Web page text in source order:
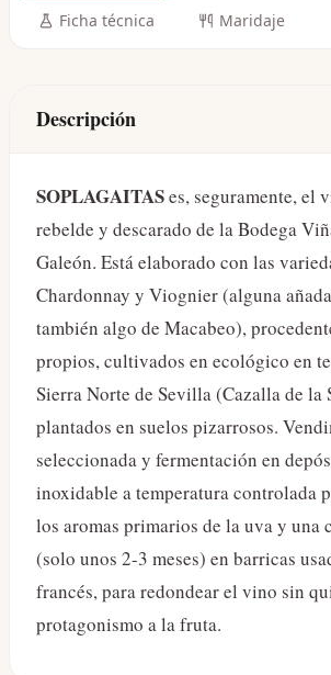
Ficha técnica Maridaje
Descripción
SOPLAGAITASes, seguramente, el
rebelde y descarado de la Bodega
Galeón. Está elaborado con las
Chardonnay y Viognier (alguna
también algo de Macabeo),
propios, cultivados en ecológico en
Sierra Norte de Sevilla (Cazalla de la
plantados en suelos pizarrosos.
seleccionada y fermentación en
inoxidable a temperatura controlada
los aromas primarios de la uva y una
(solo unos 2-3 meses) en barricas
francés, para redondear el vino sin
protagonismo a la fruta.